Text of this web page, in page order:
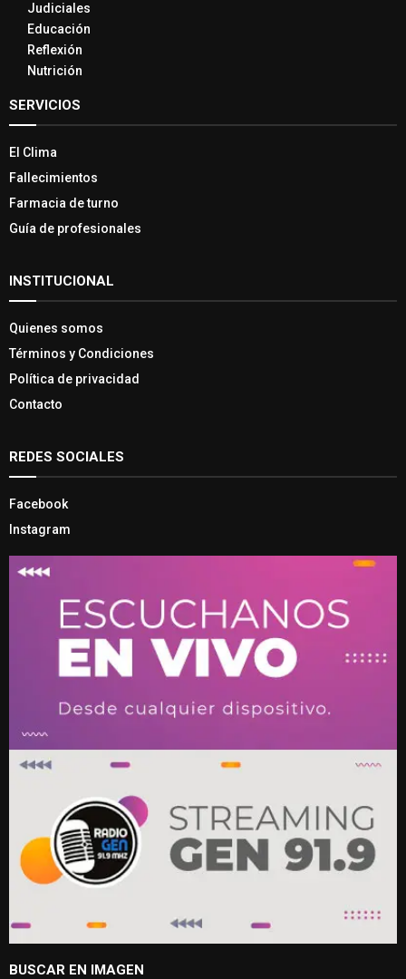
Judiciales
Educación
Reflexión
Nutrición
SERVICIOS
El Clima
Fallecimientos
Farmacia de turno
Guía de profesionales
INSTITUCIONAL
Quienes somos
Términos y Condiciones
Política de privacidad
Contacto
REDES SOCIALES
Facebook
Instagram
BUSCAR EN IMAGEN